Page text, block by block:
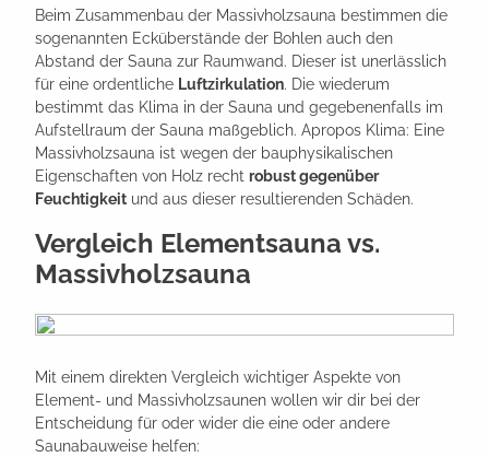
Beim Zusammenbau der Massivholzsauna bestimmen die
sogenannten Ecküberstände der Bohlen auch den
Abstand der Sauna zur Raumwand. Dieser ist unerlässlich
für eine ordentliche Luftzirkulation. Die wiederum
bestimmt das Klima in der Sauna und gegebenenfalls im
Aufstellraum der Sauna maßgeblich. Apropos Klima: Eine
Massivholzsauna ist wegen der bauphysikalischen
Eigenschaften von Holz recht robust gegenüber
Feuchtigkeit und aus dieser resultierenden Schäden.
Vergleich Elementsauna vs.
Massivholzsauna
Mit einem direkten Vergleich wichtiger Aspekte von
Element- und Massivholzsaunen wollen wir dir bei der
Entscheidung für oder wider die eine oder andere
Saunabauweise helfen: